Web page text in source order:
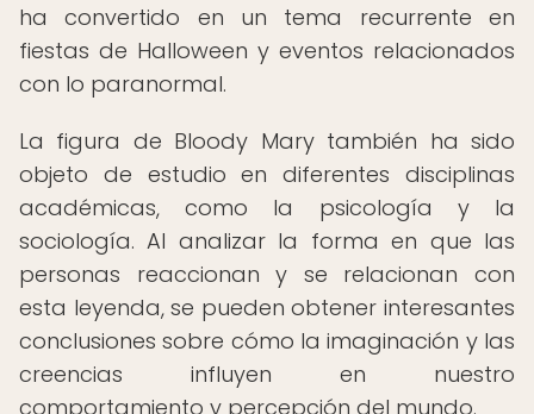
ha convertido en un tema recurrente en
fiestas de Halloween y eventos relacionados
con lo paranormal.
La figura de Bloody Mary también ha sido
objeto de estudio en diferentes disciplinas
académicas, como la psicología y la
sociología. Al analizar la forma en que las
personas reaccionan y se relacionan con
esta leyenda, se pueden obtener interesantes
conclusiones sobre cómo la imaginación y las
creencias influyen en nuestro
comportamiento y percepción del mundo.